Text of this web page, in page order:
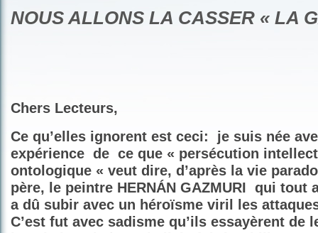
NOUS ALLONS LA CASSER « LA
Chers Lecteurs,
Ce qu’elles ignorent est ceci:
je suis née
expérience de ce que « persécution
ontologique « veut dire, d’après la vie
père, le peintre HERNÁN GAZMURI qui tout
a dû subir avec un héroïsme viril les
C’est fut avec sadisme qu’ils essayèrent de